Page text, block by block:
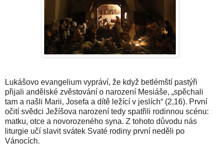
Lukášovo evangelium vypráví, že když betlémští pastýři
přijali andělské zvěstování o narození Mesiáše, „spěchali
tam a našli Marii, Josefa a dítě ležící v jeslích“ (2,16). První
očití svědci Ježíšova narození tedy spatřili rodinnou scénu:
matku, otce a novorozeného syna. Z tohoto důvodu nás
liturgie učí slavit svátek Svaté rodiny první neděli po
Vánocích.